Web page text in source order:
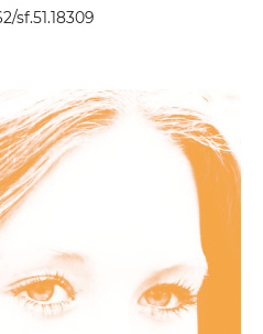
sf.51.18309